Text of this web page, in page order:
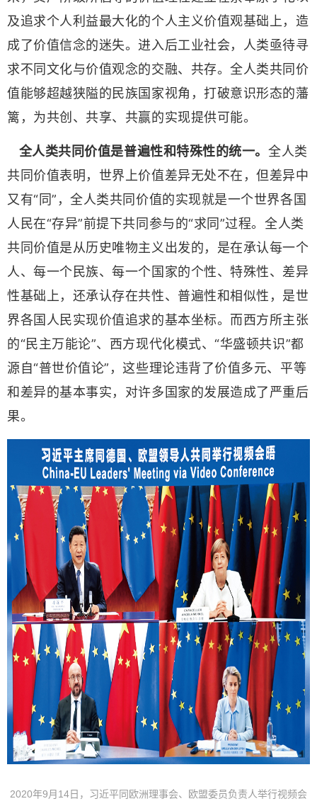
及追求个人利益最大化的个人主义价值观基础上，造
成了价值信念的迷失。进入后工业社会，人类亟待寻
求不同文化与价值观念的交融、共存。全人类共同价
值能够超越狭隘的民族国家视角，打破意识形态的藩
篱，为共创、共享、共赢的实现提供可能。
全人类共同价值是普遍性和特殊性的统一。 全人类
共同价值表明，世界上价值差异无处不在，但差异中
又有“同”，全人类共同价值的实现就是一个世界各国
人民在“存异”前提下共同参与的“求同”过程。全人类
共同价值是从历史唯物主义出发的，是在承认每一个
人、每一个民族、每一个国家的个性、特殊性、差异
性基础上，还承认存在共性、普遍性和相似性，是世
界各国人民实现价值追求的基本坐标。而西方所主张
的“民主万能论”、西方现代化模式、“华盛顿共识”都
源自“普世价值论”，这些理论违背了价值多元、平等
和差异的基本事实，对许多国家的发展造成了严重后
果。
2020年9月14日，习近平同欧洲理事会、欧盟委员负责人举行视频会